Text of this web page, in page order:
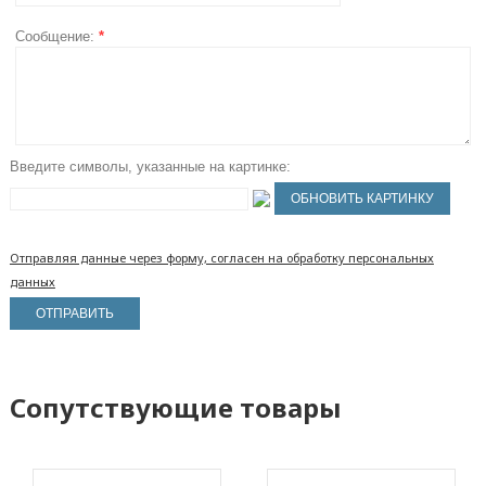
Сообщение: *
Введите символы, указанные на картинке:
Отправляя данные через форму, согласен на обработку персональных
данных
Сопутствующие товары